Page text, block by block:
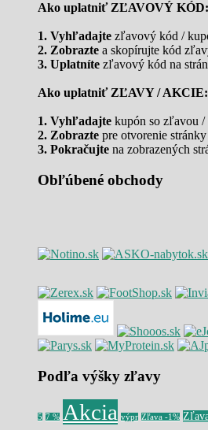
Ako uplatniť ZĽAVOVÝ KÓD:
1. Vyhľadajte zľavový kód /
2. Zobrazte a skopírujte kód
3. Uplatníte zľavový kód na
Ako uplatniť ZĽAVY / AKCIE:
1. Vyhľadajte kupón so zľavou /
2. Zobrazte pre otvorenie
3. Pokračujte na zobrazených
Obľúbené obchody
Podľa výšky zľavy
5 7 % Akcia výpr Zľava -1%